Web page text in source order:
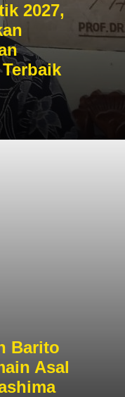
2027,
Barito
Asal